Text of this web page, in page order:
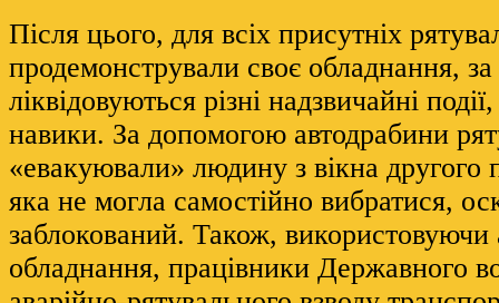
Після цього, для всіх присутніх
продемонстрували своє обладнання,
ліквідовуються різні надзвичайні
навики. За допомогою автодрабини
«евакуювали» людину з вікна другого
яка не могла самостійно вибратися,
заблокований. Також, використовуючи
обладнання, працівники Державного